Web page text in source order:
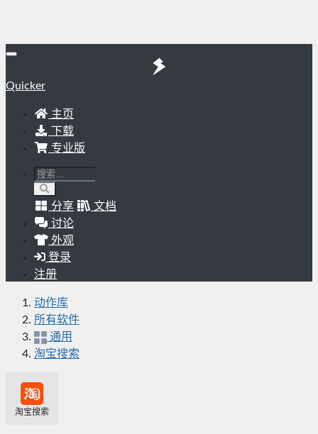
Quicker
主页
下载
专业版
分享
文档
讨论
外观
登录
注册
动作库
所有软件
通用
淘宝搜索
淘宝搜索